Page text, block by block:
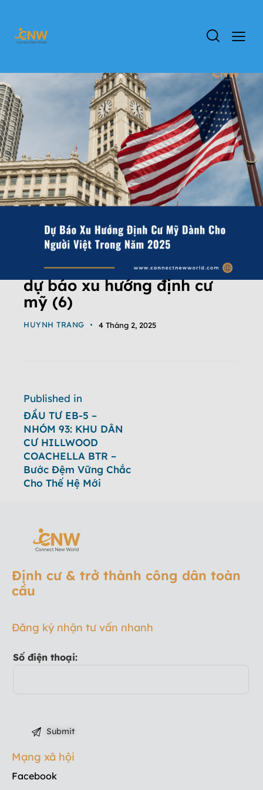
dự báo xu hướng định cư
mỹ (6)
HUYNH TRANG 4 Tháng 2, 2025
Published in
ĐẦU TƯ EB-5 –
NHÓM 93: KHU DÂN
CƯ HILLWOOD
COACHELLA BTR –
Bước Đệm Vững Chắc
Cho Thế Hệ Mới
Định cư & trở thành công dân toàn
cầu
Đăng ký nhận tư vấn nhanh
Số điện thoại:
Mạng xã hội
Facebook